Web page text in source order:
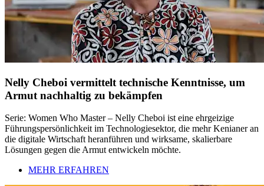
Nelly Cheboi vermittelt technische Kenntnisse, um
Armut nachhaltig zu bekämpfen
Serie: Women Who Master – Nelly Cheboi ist eine ehrgeizige
Führungspersönlichkeit im Technologiesektor, die mehr Kenianer an
die digitale Wirtschaft heranführen und wirksame, skalierbare
Lösungen gegen die Armut entwickeln möchte.
MEHR ERFAHREN